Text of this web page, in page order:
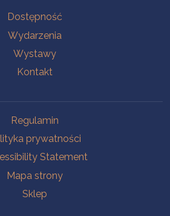
Dostępność
Wydarzenia
Wystawy
Kontakt
Regulamin
prywatności
Statement
Mapa strony
Sklep